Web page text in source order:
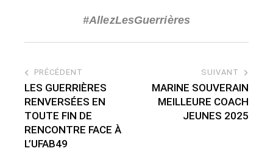
#AllezLesGuerrières
PRÉCÉDENT
LES GUERRIÈRES
RENVERSÉES EN
TOUTE FIN DE
RENCONTRE FACE À
L’UFAB49
SUIVANT
MARINE SOUVERAIN
MEILLEURE COACH
JEUNES 2025